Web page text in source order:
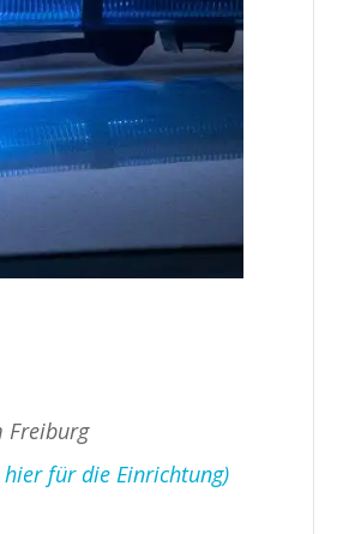
Freiburg
hier für die Einrichtung)